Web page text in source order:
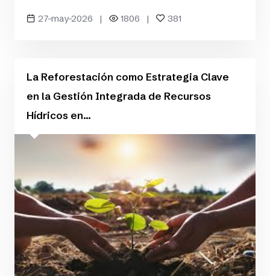
27-may-2026 | 1806 | 381
La Reforestación como Estrategia Clave
en la Gestión Integrada de Recursos
Hídricos en...